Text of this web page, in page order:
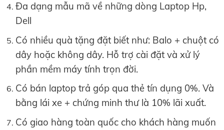
Đa dạng mẫu mã về những dòng Laptop Hp,
Dell
Có nhiều quà tặng đặt biết như: Balo + chuột có
dây hoặc không dây. Hỗ trợ cài đặt và xử lý
phần mềm máy tính trọn đời.
Có bán laptop trả góp qua thẻ tín dụng 0%. Và
bằng lái xe + chứng minh thư là 10% lãi xuất.
Có giao hàng toàn quốc cho khách hàng muốn